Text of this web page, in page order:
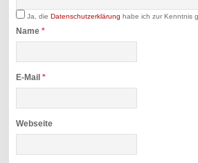
Ja, dieDatenschutzerklärung habe ich zur Kenntnis
Name*
E-Mail*
Webseite